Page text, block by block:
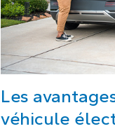
Les
véhicule